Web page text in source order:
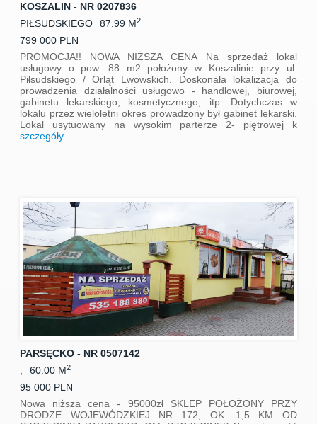
KOSZALIN - NR 0207836
PIŁSUDSKIEGO
87.99 M2
799 000 PLN
PROMOCJA!! NOWA NIŻSZA CENA Na sprzedaż lokal
usługowy o pow. 88 m2 położony w Koszalinie przy ul.
Piłsudskiego / Orląt Lwowskich. Doskonała lokalizacja do
prowadzenia działalności usługowo - handlowej, biurowej,
gabinetu lekarskiego, kosmetycznego, itp. Dotychczas w
lokalu przez wieloletni okres prowadzony był gabinet lekarski.
Lokal usytuowany na wysokim parterze 2- piętrowej k
szczegóły
PARSĘCKO - NR 0507142
,
60.00 M2
95 000 PLN
Nowa niższa cena - 95000zł SKLEP POŁOŻONY PRZY
DRODZE WOJEWÓDZKIEJ NR 172, OK. 1,5 KM OD